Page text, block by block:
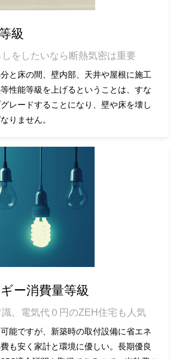
級
をしたいなら断熱気密は重要
と床の間、壁内部、天井や屋根に施工
性能等級を上げるということは、すな
レードすることになり、壁や床を壊し
りません。
ー消費量等級
。電気代０円のZEH住宅も人気
能ですが、新築時の取付設備に省エネ
も安く家計と環境に優しい。長期優良